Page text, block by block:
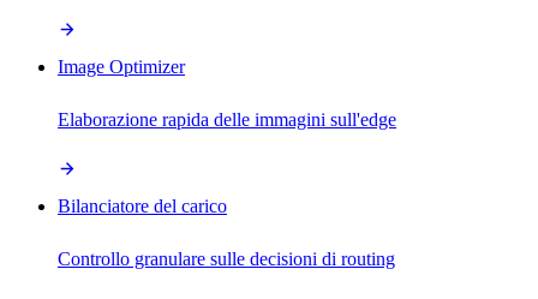
Image Optimizer
Elaborazione rapida delle immagini sull'edge
Bilanciatore del carico
Controllo granulare sulle decisioni di routing